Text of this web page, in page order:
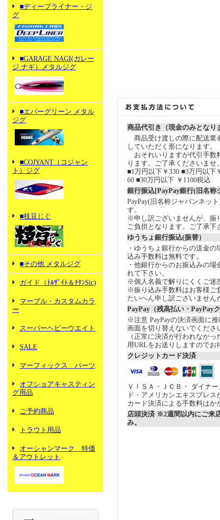
■ディープライナー・ジ
グ
■GARAGE NAGI(ガレー
ジ ナギ）メタルジグ
■エバーグリーン メタル
ジグ
■COJYANT（コジャン
ト）ジグ
■枝豆じぐ
■その他 メタルジグ
ガイド（ﾄﾙｻﾞｲﾄ＆ﾁﾀﾝSic)
マーブル・カスタムカラ
ー
スーパーヘビーウエイト
SALE
マーフィックス パーツ
オフショアキャスティン
グ用品
ご予約商品
トラウト用品
オーシャンマーク 特価
＆アウトレット
商品代引き（現金のみとなり
商品受け渡しの際に配送業
していただく形になります。
おそれいりますが代引手数
ります。ご了承くださいませ
■1万円以下￥330 ■3万円以下
60 ■30万円以下 ￥1100税込
銀行振込[PayPay銀行(旧名称
PayPay(旧名称ジャパンネッ
す。
※申し訳ございませんが、振
ご負担となります。ご了承下
ゆうちょ銀行振込(振替）
・ゆうちょ銀行からの送金
込み手数料は無料です。
・他銀行からのお振込みの場
れて下さい。
※個人名義で解りにくくご迷
※振り込み手数料はお客様ご
たいへん申し訳ございません
PayPay（残高払い・PayPay
※注意 PayPayの決済画面に
画面を切り替えないでくださ
（正常に決済が行われなか
用URLをお送りしますのでお
クレジットカード決済
ＶＩＳＡ・ＪＣＢ・ ダイナ
ド・アメリカンエキスプレ
カード決済による手数料はか
店頭決済 ※2週間以内にご来
み。